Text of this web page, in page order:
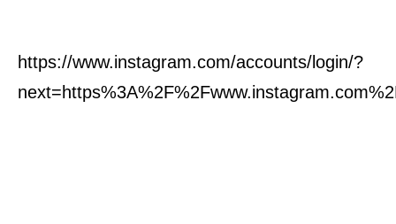
https://www.instagram.com/accounts/login/?